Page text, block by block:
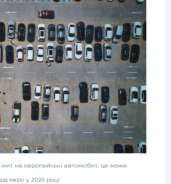
РЕЙТИНГ ДЕБЕТОВИХ
КАРТОК
ЩОМІСЯЧНИЙ ОГЛЯД
КЕШБЕКУ
ПУТІВНИКИ ПО
БАНКІВСЬКИХ КАРТКАХ
на європейські автомобілі, це може
євро у 2026 році